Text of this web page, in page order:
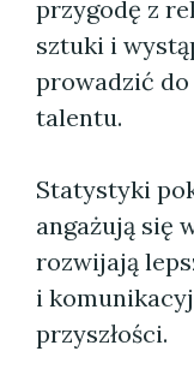
przygodę z
sztuki i
prowadzić
talentu.
Statystyki
angażują się
rozwijają
i
przyszłości.